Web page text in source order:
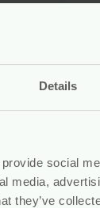
Details
social
media,
they’ve